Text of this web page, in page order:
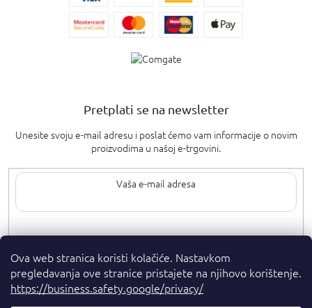
Ova web stranica koristi kolačiće. Nastavkom
pregledavanja ove stranice pristajete na njihovo korištenje.
https://business.safety.google/privacy/
Pretplati se na newsletter
Unesite svoju e-mail adresu i poslat ćemo vam informacije o novim
proizvodima u našoj e-trgovini.
Upisom svoje e-pošte pristajete nauvjete privatnosti.